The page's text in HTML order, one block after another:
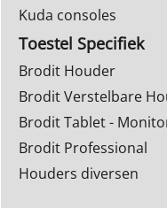
Kuda consoles
Toestel Specifiek
Brodit Houder
Brodit Verstelbare
Brodit Tablet -
Brodit Professional
Houders diversen